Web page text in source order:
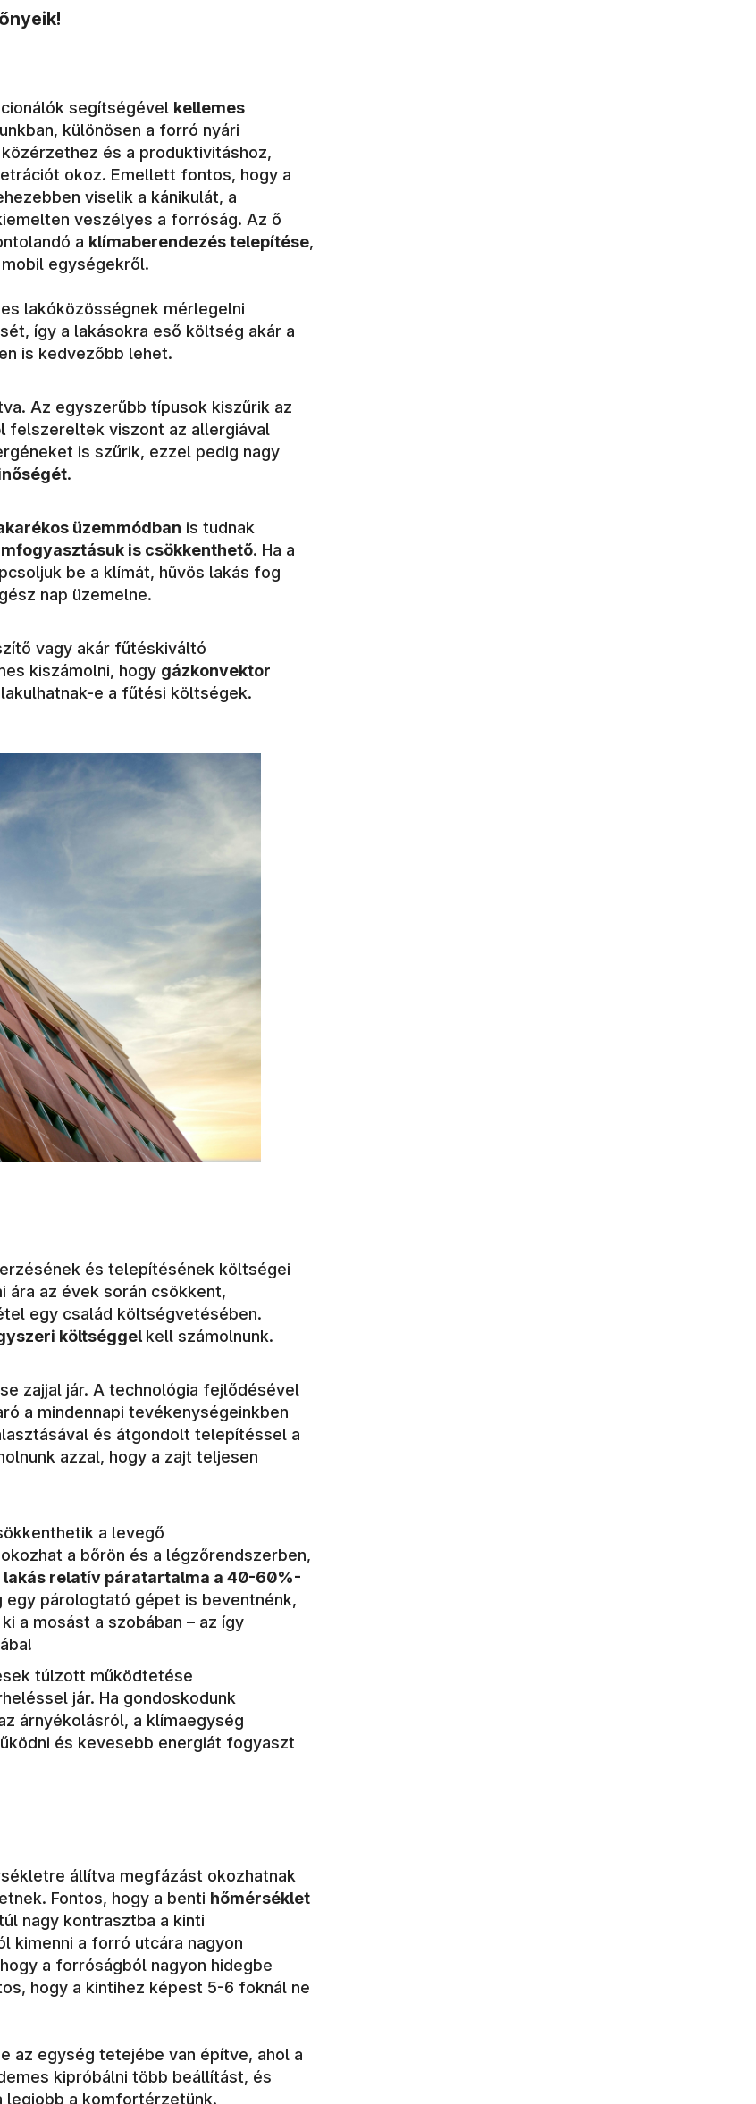
segítségével kellemes
különösen a forró nyári
és a produktivitáshoz,
okoz. Emellett fontos, hogy a
viselik a kánikulát, a
veszélyes a forróság. Az ő
a klímaberendezés telepítése,
egységekről.
lakóközösségnek mérlegelni
így a lakásokra eső költség akár a
is kedvezőbb lehet.
Az egyszerűbb típusok kiszűrik az
felszereltek viszont az allergiával
is szűrik, ezzel pedig nagy
.
üzemmódban is tudnak
is csökkenthető. Ha a
be a klímát, hűvös lakás fog
nap üzemelne.
vagy akár fűtéskiváltó
kiszámolni, hogy gázkonvektor
e a fűtési költségek.
és telepítésének költségei
ára az évek során csökkent,
egy család költségvetésében.
költséggel kell számolnunk.
zajjal jár. A technológia fejlődésével
a mindennapi tevékenységeinkben
és átgondolt telepítéssel a
azzal, hogy a zajt teljesen
a levegő
a bőrön és a légzőrendszerben,
lakás relatív páratartalma a 40-60%-
párologtató gépet is beventnénk,
a mosást a szobában – az így
túlzott működtetése
jár. Ha gondoskodunk
árnyékolásról, a klímaegység
és kevesebb energiát fogyaszt
állítva megfázást okozhatnak
Fontos, hogy a benti hőmérséklet
nagy kontrasztba a kinti
kimenni a forró utcára nagyon
a forróságból nagyon hidegbe
hogy a kintihez képest 5-6 foknál ne
az egység tetejébe van építve, ahol a
kipróbálni több beállítást, és
legjobb a komfortérzetünk.